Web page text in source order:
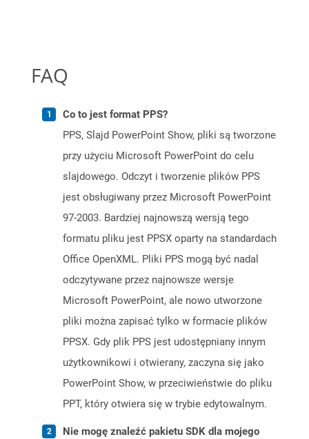
FAQ
Co to jest format PPS?
PPS, Slajd PowerPoint Show, pliki są tworzone
przy użyciu Microsoft PowerPoint do celu
slajdowego. Odczyt i tworzenie plików PPS
jest obsługiwany przez Microsoft PowerPoint
97-2003. Bardziej najnowszą wersją tego
formatu pliku jest PPSX oparty na standardach
Office OpenXML. Pliki PPS mogą być nadal
odczytywane przez najnowsze wersje
Microsoft PowerPoint, ale nowo utworzone
pliki można zapisać tylko w formacie plików
PPSX. Gdy plik PPS jest udostępniany innym
użytkownikowi i otwierany, zaczyna się jako
PowerPoint Show, w przeciwieństwie do pliku
PPT, który otwiera się w trybie edytowalnym.
Nie mogę znaleźć pakietu SDK dla mojego